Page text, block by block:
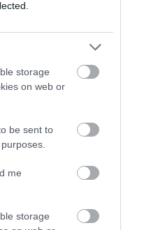
storage
on web or
be sent to
me
storage
να κρύβει
στην οποία
Tα